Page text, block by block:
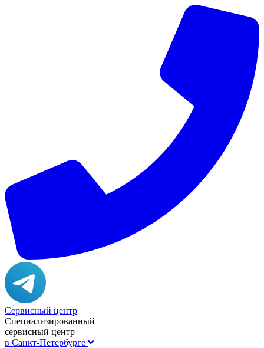
Сервисный центр
Специализированный
сервисный центр
в Санкт-Петербурге